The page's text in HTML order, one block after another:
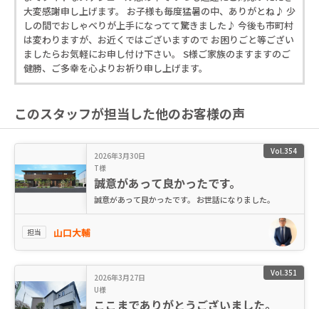
大変感謝申し上げます。 お子様も毎度猛暑の中、ありがとね♪ 少
しの間でおしゃべりが上手になってて驚きました♪ 今後も市町村
は変わりますが、お近くではございますので お困りごと等ござい
ましたらお気軽にお申し付け下さい。 S様ご家族のますますのご
健勝、ご多幸を心よりお祈り申し上げます。
このスタッフが担当した他のお客様の声
Vol.354
2026年3月30日
T様
誠意があって良かったです。
誠意があって良かったです。 お世話になりました。
担当 山口大輔
Vol.351
2026年3月27日
U様
ここまでありがとうございました。